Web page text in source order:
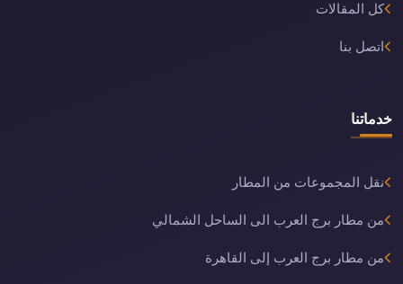
كل المقالات
اتصل بنا
خدماتنا
نقل المجموعات من المطار
من مطار برج العرب الى الساحل الشمالي
من مطار برج العرب إلى القاهرة